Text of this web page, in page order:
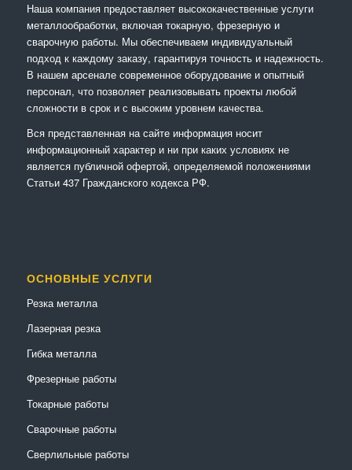
Наша компания предоставляет высококачественные услуги
металлообработки, включая токарную, фрезерную и
сварочную работы. Мы обеспечиваем индивидуальный
подход к каждому заказу, гарантируя точность и надежность.
В нашем арсенале современное оборудование и опытный
персонал, что позволяет реализовывать проекты любой
сложности в срок и с высоким уровнем качества.
Вся представленная на сайте информация носит
информационный характер и ни при каких условиях не
является публичной офертой, определяемой положениями
Статьи 437 Гражданского кодекса РФ.
ОСНОВНЫЕ УСЛУГИ
Резка металла
Лазерная резка
Гибка металла
Фрезерные работы
Токарные работы
Сварочные работы
Сверлильные работы